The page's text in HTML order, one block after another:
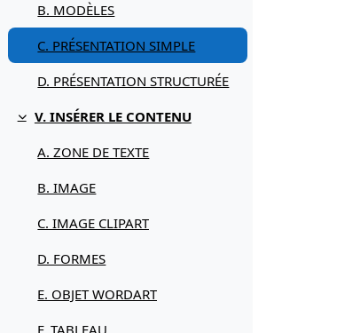
B. MODÈLES
C. PRÉSENTATION SIMPLE
D. PRÉSENTATION STRUCTURÉE
Replier
V. INSÉRER LE CONTENU
A. ZONE DE TEXTE
B. IMAGE
C. IMAGE CLIPART
D. FORMES
E. OBJET WORDART